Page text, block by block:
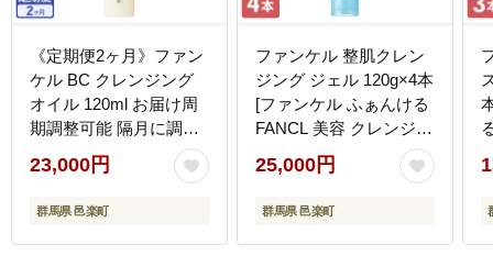
《定期便2ヶ月》ファン
ケル BC クレンジング
オイル 120ml お届け周
期調整可能 隔月に調整
OK [ファンケル ふぁん
ける FANCL 美容 クレ
ンジング 化粧品 メイク
加 オイルクレンジング
23,000円
群馬県 邑楽町
ファンケル 整肌クレン
ジング ジェル 120g×4本
[ファンケル ふぁんける
FANCL 美容 クレンジン
グ 無添加 毛穴 クレンジ
ングジェル メイク落と
し 基礎化粧品 スキンケ
レンジング ヒアルロン
25,000円
群馬県 邑楽町